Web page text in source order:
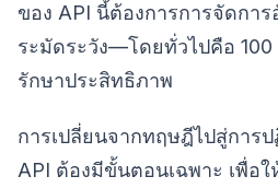
ของ API นี้ต้องการการจัดกา
ระมัดระวัง—โดยทั่วไปคือ
รักษาประสิทธิภาพ
การเปลี่ยนจากทฤษฎีไปสู่การป
API ต้องมีขั้นตอนเฉพาะ เพื่อ